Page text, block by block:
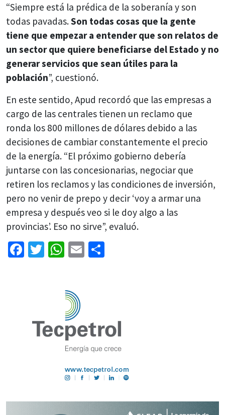
“Siempre está la prédica de la soberanía y son
todas pavadas.Son todas cosas que la gente
tiene que empezar a entender que son relatos de
un sector que quiere beneficiarse del Estado y no
generar servicios que sean útiles para la
población”, cuestionó.
En este sentido, Apud recordó que las empresas a
cargo de las centrales tienen un reclamo que
ronda los 800 millones de dólares debido a las
decisiones de cambiar constantemente el precio
de la energía. “El próximo gobierno debería
juntarse con las concesionarias, negociar que
retiren los reclamos y las condiciones de inversión,
pero no venir de prepo y decir ‘voy a armar una
empresa y después veo si le doy algo a las
provincias’. Eso no sirve”, evaluó.
Facebook
Twitter
WhatsApp
Email